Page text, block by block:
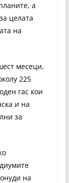
а
целата
на
месеци,
225
гас кои
и на
за
на